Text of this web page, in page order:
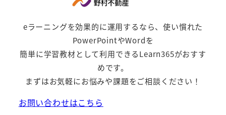
eラーニングを効果的に運用するなら、使い慣れた
PowerPointやWordを
簡単に学習教材として利用できるLearn365がおすす
めです。
まずはお気軽にお悩みや課題をご相談ください！
お問い合わせはこちら